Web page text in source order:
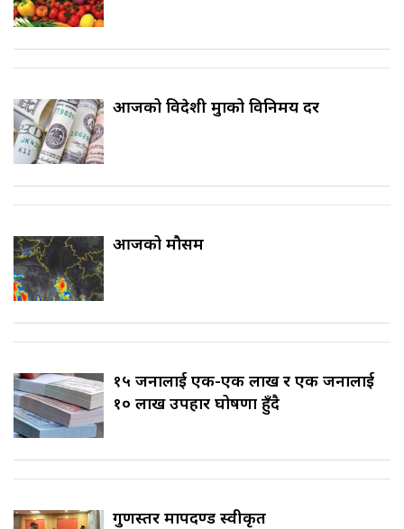
आजको विदेशी मुद्राको विनिमय दर
आजको मौसम
१५ जनालाई एक-एक लाख र एक जनालाई
१० लाख उपहार घोषणा हुँदै
गुणस्तर मापदण्ड स्वीकृत